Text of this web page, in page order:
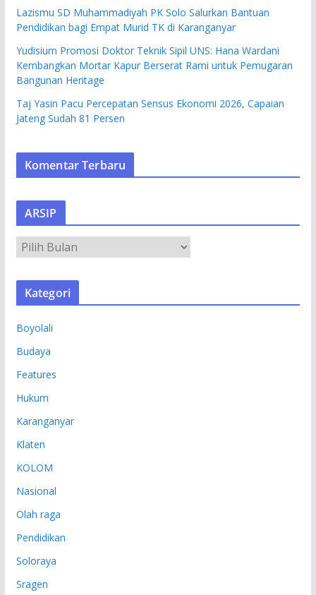
Lazismu SD Muhammadiyah PK Solo Salurkan Bantuan
Pendidikan bagi Empat Murid TK di Karanganyar
Yudisium Promosi Doktor Teknik Sipil UNS: Hana Wardani
Kembangkan Mortar Kapur Berserat Rami untuk Pemugaran
Bangunan Heritage
Taj Yasin Pacu Percepatan Sensus Ekonomi 2026, Capaian
Jateng Sudah 81 Persen
Komentar Terbaru
ARSIP
R
S
Kategori
Boyolali
Budaya
Features
Hukum
Karanganyar
Klaten
KOLOM
Nasional
Olah raga
Pendidikan
Soloraya
Sragen